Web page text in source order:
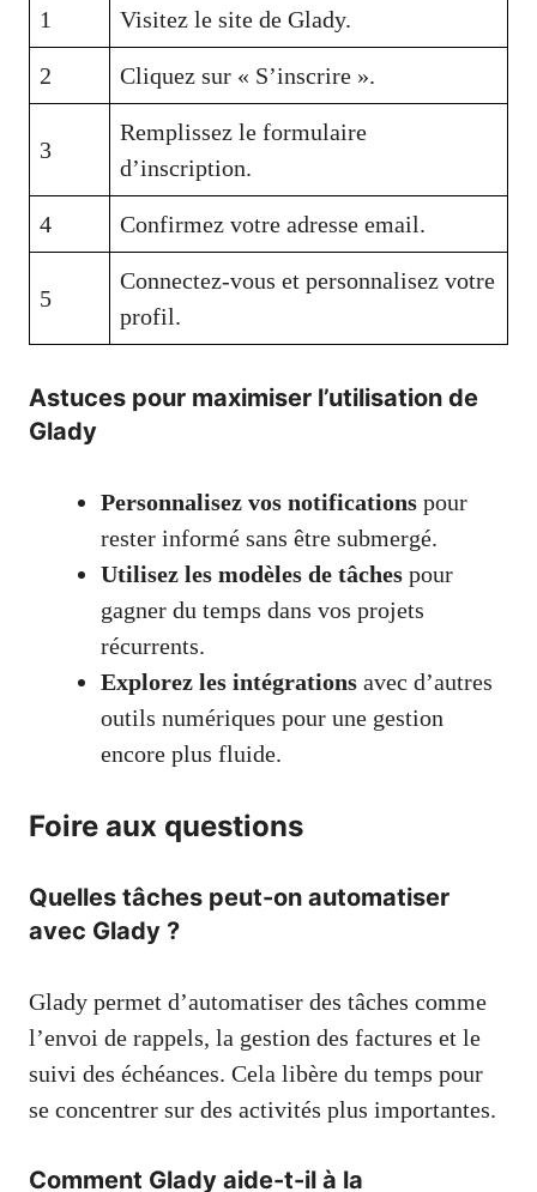
1 Visitez le site de Glady.
2 Cliquez sur « S’inscrire ».
3
Remplissez le formulaire
d’inscription.
4 Confirmez votre adresse email.
5
Connectez-vous et personnalisez votre
profil.
Astuces pour maximiser l’utilisation de
Glady
Personnalisez vos notifications pour
rester informé sans être submergé.
Utilisez les modèles de tâches pour
gagner du temps dans vos projets
récurrents.
Explorez les intégrations avec d’autres
outils numériques pour une gestion
encore plus fluide.
Foire aux questions
Quelles tâches peut-on automatiser
avec Glady ?
Glady permet d’automatiser des tâches comme
l’envoi de rappels, la gestion des factures et le
suivi des échéances. Cela libère du temps pour
se concentrer sur des activités plus importantes.
Comment Glady aide-t-il à la